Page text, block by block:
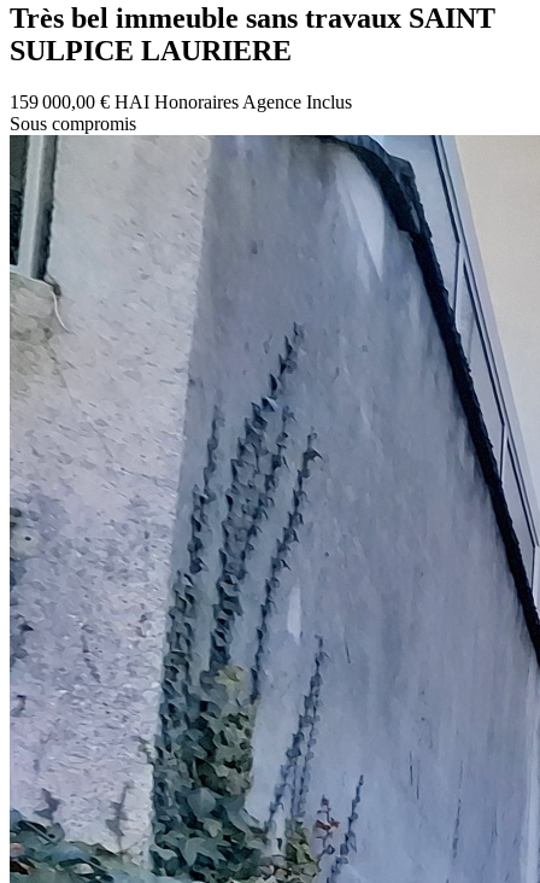
Très bel immeuble sans travaux SAINT
SULPICE LAURIERE
159 000,00 € HAI Honoraires Agence Inclus
Sous compromis